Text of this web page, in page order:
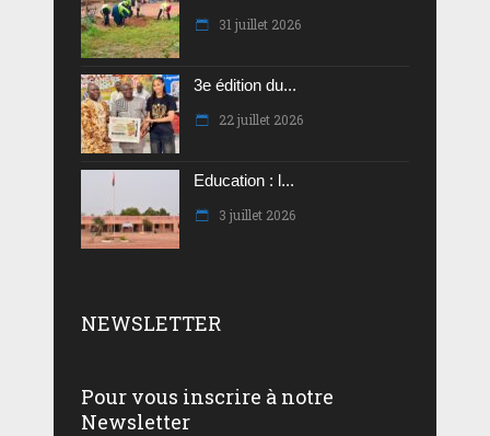
31 juillet 2026
3e édition du...
22 juillet 2026
Education : l...
3 juillet 2026
NEWSLETTER
Pour vous inscrire à notre
Newsletter